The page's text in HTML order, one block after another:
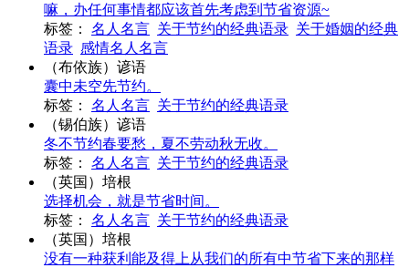
嘛，办任何事情都应该首先考虑到节省资源~
标签：
名人名言 关于节约的经典语录 关于婚姻的经典
语录 感情名人名言
（布依族）谚语
囊中未空先节约。
标签：
名人名言 关于节约的经典语录
（锡伯族）谚语
冬不节约春要愁，夏不劳动秋无收。
标签：
名人名言 关于节约的经典语录
（英国）培根
选择机会，就是节省时间。
标签：
名人名言 关于节约的经典语录
（英国）培根
没有一种获利能及得上从我们的所有中节省下来的那样